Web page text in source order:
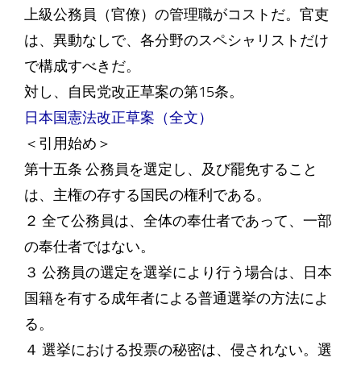
上級公務員（官僚）の管理職がコストだ。官吏
は、異動なしで、各分野のスペシャリストだけ
で構成すべきだ。
対し、自民党改正草案の第15条。
日本国憲法改正草案（全文）
＜引用始め＞
第十五条 公務員を選定し、及び罷免すること
は、主権の存する国民の権利である。
２ 全て公務員は、全体の奉仕者であって、一部
の奉仕者ではない。
３ 公務員の選定を選挙により行う場合は、日本
国籍を有する成年者による普通選挙の方法によ
る。
４ 選挙における投票の秘密は、侵されない。選